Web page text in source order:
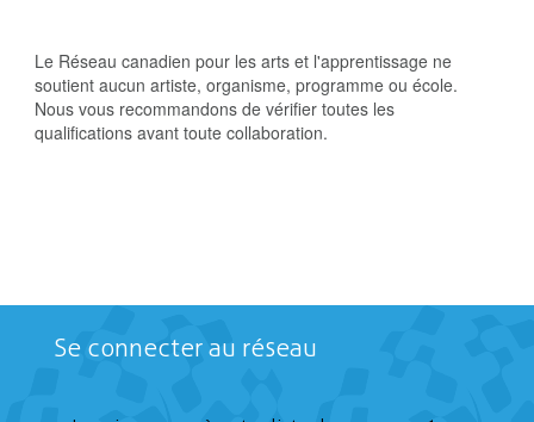
Le Réseau canadien pour les arts et l'apprentissage ne
soutient aucun artiste, organisme, programme ou école.
Nous vous recommandons de vérifier toutes les
qualifications avant toute collaboration.
Se connecter au réseau